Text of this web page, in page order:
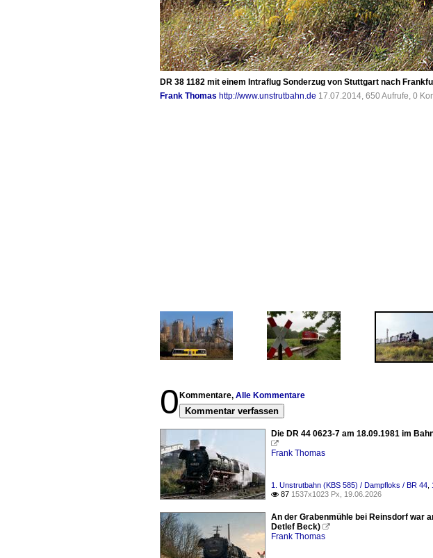
DR 38 1182 mit einem Intraflug Sonderzug von Stuttgart nach
Frank Thomas http://www.unstrutbahn.de 17.07.2014, 650 Aufrufe, 0
0 Kommentare, Alle Kommentare
Kommentar verfassen
Die DR 44 0623-7 am 18.09.1981 im

Frank Thomas
1. Unstrutbahn (KBS 585) / Dampfloks / BR 44
 87 1537x1023 Px, 19.06.2026
An der Grabenmühle bei Reinsdorf war
Detlef Beck) 
Frank Thomas